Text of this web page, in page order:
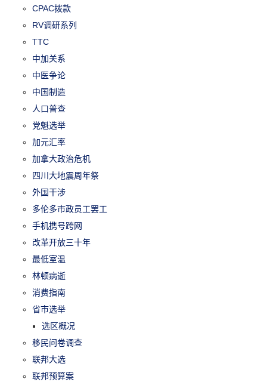
CPAC拨款
RV调研系列
TTC
中加关系
中医争论
中国制造
人口普查
党魁选举
加元汇率
加拿大政治危机
四川大地震周年祭
外国干涉
多伦多市政员工罢工
手机携号跨网
改革开放三十年
最低室温
林顿病逝
消费指南
省市选举
选区概况
移民问卷调查
联邦大选
联邦预算案